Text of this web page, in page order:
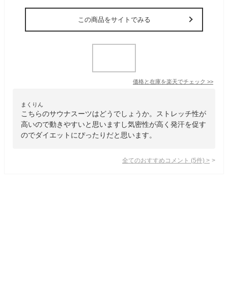
この商品をサイトでみる
価格と在庫を楽天でチェック >>
まくりん
こちらのサウナスーツはどうでしょうか。ストレッチ性が
高いので動きやすいと思いますし気密性が高く発汗を促す
のでダイエットにぴったりだと思います。
全てのおすすめコメント (5件) >